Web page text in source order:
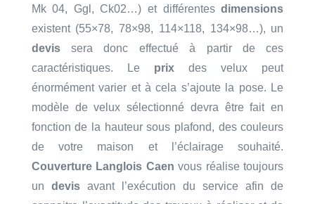
Mk 04, Ggl, Ck02…) et différentesdimensions
existent (55×78, 78×98, 114×118, 134×98…), un
devissera donc effectué à partir de ces
caractéristiques. Le prixdes velux peut
énormément varier et à cela s’ajoute la pose. Le
modèle de velux sélectionné devra être fait en
fonction de la hauteur sous plafond, des couleurs
de votre maison et l’éclairage souhaité.
Couverture Langlois Caen vous réalise toujours
un devisavant l’exécution du service afin de